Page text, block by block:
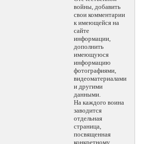
войны, добавить
свои комментарии
к имеющейся на
сайте
информации,
дополнить
имеющуюся
информацию
фотографиями,
видеоматериалами
и другими
данными.
На каждого воина
заводится
отдельная
страница,
посвященная
конкретному